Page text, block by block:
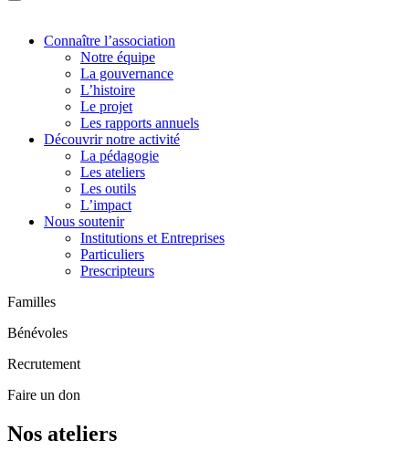
Connaître l’association
Notre équipe
La gouvernance
L’histoire
Le projet
Les rapports annuels
Découvrir notre activité
La pédagogie
Les ateliers
Les outils
L’impact
Nous soutenir
Institutions et Entreprises
Particuliers
Prescripteurs
Familles
Bénévoles
Recrutement
Faire un don
Nos ateliers